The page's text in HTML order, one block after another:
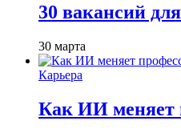
30 вакансий
30 марта
Карьера
Как ИИ меняет